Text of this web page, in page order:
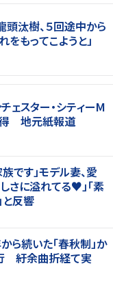
頭汰樹、５回途中から
もってこようと」
ェスター・シティーM
得 地元紙報道
です」モデル妻、愛
さに溢れてる♥」「素
と反響
ら続いた「春秋制」か
紆余曲折経て実